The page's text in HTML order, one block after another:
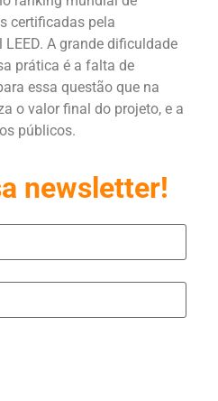
certificadas pela
A grande dificuldade
prática é a falta de
essa questão que na
o valor final do projeto, e a
públicos.
newsletter!